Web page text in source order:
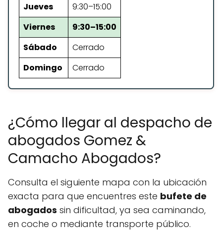
Jueves
9:30–15:00
Viernes
9:30–15:00
Sábado
Cerrado
Domingo
Cerrado
¿Cómo llegar al despacho de
abogados Gomez &
Camacho Abogados?
Consulta el siguiente mapa con la ubicación
exacta para que encuentres este bufete de
abogados sin dificultad, ya sea caminando,
en coche o mediante transporte público.